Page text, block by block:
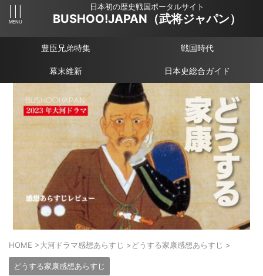
日本初の歴史戦国ポータルサイト
BUSHOO!JAPAN（武将ジャパン）
豊臣兄弟特集 戦国時代
幕末維新 日本史総合ガイド
HOME >大河ドラマ感想あらすじ > どうする家康感想あらすじ >
どうする家康感想あらすじ